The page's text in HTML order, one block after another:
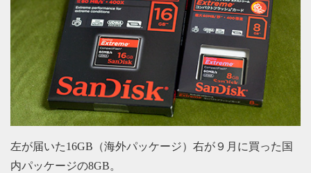
左が届いた16GB（海外パッケージ）右が９月に買った国
内パッケージの8GB。